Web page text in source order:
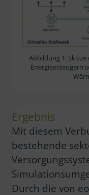
Abbildung 1:
Energieerzeugern
Ergebnis
Mit diesem
bestehende
Durch die von